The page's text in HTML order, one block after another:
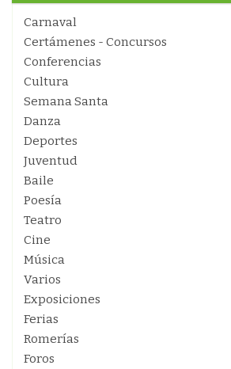
Carnaval
Certámenes - Concursos
Conferencias
Cultura
Semana Santa
Danza
Deportes
Juventud
Baile
Poesía
Teatro
Cine
Música
Varios
Exposiciones
Ferias
Romerías
Foros